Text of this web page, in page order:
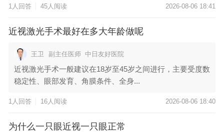
1人回答 45人阅读 2026-08-06 18:41
近视激光手术最好在多大年龄做呢
王卫 副主任医师 中日友好医院
近视激光手术一般建议在18岁至45岁之间进行，主要受度数
稳定性、眼部发育、角膜条件、全身...
1人回答 16人阅读 2026-08-06 18:40
为什么一只眼近视一只眼正常